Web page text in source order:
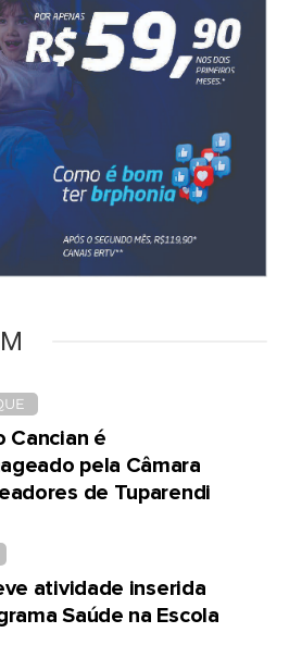
Cancian é
pela Câmara
de Tuparendi
atividade inserida
Saúde na Escola